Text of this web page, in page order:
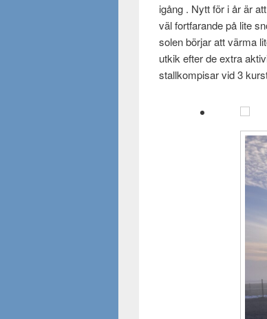
igång . Nytt för i år är
väl fortfarande på lite
solen börjar att värma
utkik efter de extra
stallkompisar vid 3